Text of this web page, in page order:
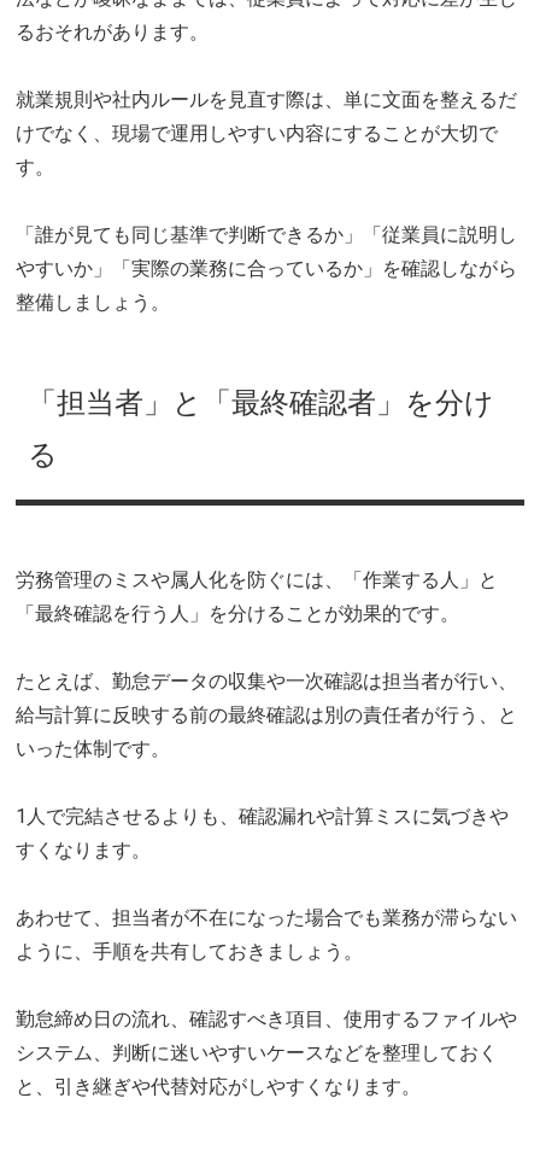
るおそれがあります。
就業規則や社内ルールを見直す際は、単に文面を整えるだ
けでなく、現場で運用しやすい内容にすることが大切で
す。
「誰が見ても同じ基準で判断できるか」「従業員に説明し
やすいか」「実際の業務に合っているか」を確認しながら
整備しましょう。
「担当者」と「最終確認者」を分け
る
労務管理のミスや属人化を防ぐには、「作業する人」と
「最終確認を行う人」を分けることが効果的です。
たとえば、勤怠データの収集や一次確認は担当者が行い、
給与計算に反映する前の最終確認は別の責任者が行う、と
いった体制です。
1人で完結させるよりも、確認漏れや計算ミスに気づきや
すくなります。
あわせて、担当者が不在になった場合でも業務が滞らない
ように、手順を共有しておきましょう。
勤怠締め日の流れ、確認すべき項目、使用するファイルや
システム、判断に迷いやすいケースなどを整理しておく
と、引き継ぎや代替対応がしやすくなります。